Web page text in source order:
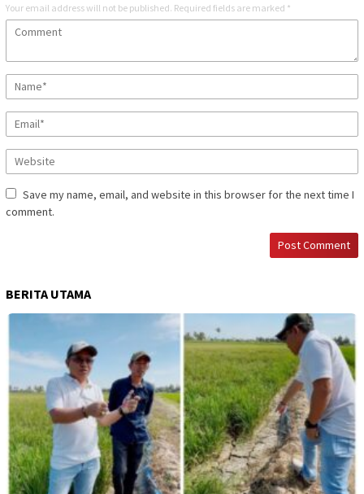
Your email address will not be published. Required fields are marked *
Save my name, email, and website in this browser for the next time I
comment.
BERITA UTAMA